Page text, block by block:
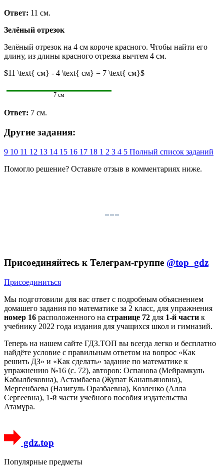
Ответ: 11 см.
Зелёный отрезок
Зелёный отрезок на 4 см короче красного. Чтобы найти его
длину, из длины красного отрезка вычтем 4 см.
$11 \text{ см} - 4 \text{ см} = 7 \text{ см}$
7 см
Ответ: 7 см.
Другие задания:
9 10 11 12 13 14 15 16 17 18 1 2 3 4 5 Полный список заданий
Помогло решение? Оставьте отзыв в комментариях ниже.
Присоединяйтесь к Телеграм-группе @top_gdz
Присоединиться
Мы подготовили для вас ответ c подробным объяснением
домашего задания по математике за 2 класс, для упражнения
номер 16 расположенного на странице 72 для 1-й части к
учебнику 2022 года издания для учащихся школ и гимназий.
Теперь на нашем сайте ГДЗ.ТОП вы всегда легко и бесплатно
найдёте условие с правильным ответом на вопрос «Как
решить ДЗ» и «Как сделать» задание по математике к
упражнению №16 (с. 72), авторов: Оспанова (Мейрамкуль
Кабылбековна), Астамбаева (Жупат Канапьяновна),
Мергенбаева (Назигуль Оразбаевна), Козленко (Алла
Сергеевна), 1-й части учебного пособия издательства
Атамұра.
gdz.top
Популярные предметы